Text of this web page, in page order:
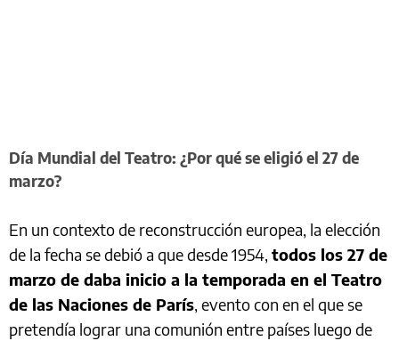
Día Mundial del Teatro: ¿Por qué se eligió el 27 de
marzo?
En un contexto de reconstrucción europea, la elección
de la fecha se debió a que desde 1954, todos los 27 de
marzo de daba inicio a la temporada en el Teatro
de las Naciones de París, evento con en el que se
pretendía lograr una comunión entre países luego de